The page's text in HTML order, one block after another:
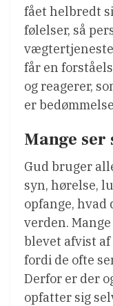
fået helbredt
følelser, så
får en
og reagerer,
er
Mange ser
Gud bruger
syn, hørelse,
opfange, hvad
verden.
blevet afvist
fordi de ofte
Derfor er der
opfatter sig